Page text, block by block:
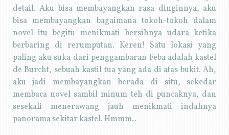
detail. Aku bisa membayangkan rasa dinginnya, aku
bisa membayangkan bagaimana tokoh-tokoh dalam
novel itu begitu menikmati bersihnya udara ketika
berbaring di rerumputan. Keren! Satu lokasi yang
paling aku suka dari penggambaran Feba adalah kastel
de Burcht, sebuah kastil tua yang ada di atas bukit. Ah,
aku jadi membayangkan berada di situ, sekedar
membaca novel sambil minum teh di puncaknya, dan
sesekali menerawang jauh menikmati indahnya
panorama sekitar kastel. Hmmm..